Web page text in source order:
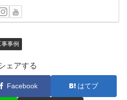
事例
ェアする
Facebook はてブ